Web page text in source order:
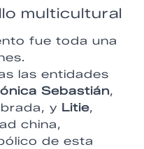
multicultural
fue toda una
las entidades
Sebastián,
y Litie,
china,
de esta